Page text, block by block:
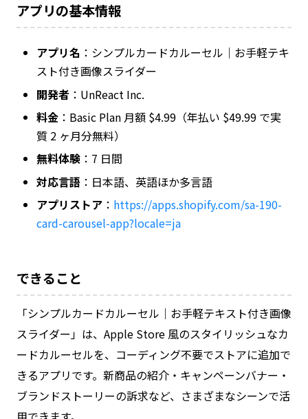
アプリの基本情報
アプリ名 ：シンプルカードカルーセル｜お手軽テキ
スト付き画像スライダー
開発者：UnReact Inc.
料金：Basic Plan 月額 $4.99（年払い $49.99 で実
質 2 ヶ月分無料）
無料体験：7 日間
対応言語：日本語、英語ほか多言語
アプリストア： https://apps.shopify.com/sa-190-
card-carousel-app?locale=ja
できること
「シンプルカードカルーセル｜お手軽テキスト付き画像
スライダー」は、Apple Store 風のスタイリッシュなカ
ードカルーセルを、コーディング不要でストアに追加で
きるアプリです。新商品の紹介・キャンペーンバナー・
ブランドストーリーの訴求など、さまざまなシーンで活